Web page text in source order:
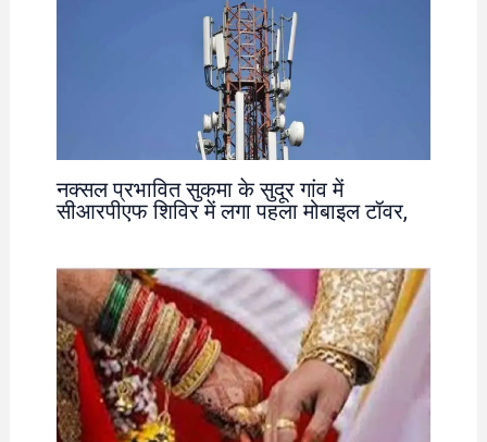
नक्सल प्रभावित सुकमा के सुदूर गांव में
सीआरपीएफ शिविर में लगा पहला मोबाइल टॉवर,